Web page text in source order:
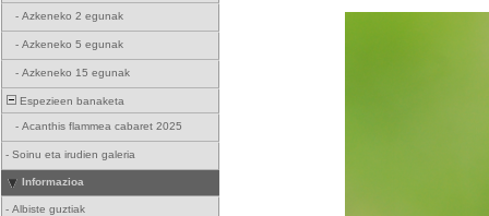
- Azkeneko 2 egunak
- Azkeneko 5 egunak
- Azkeneko 15 egunak
Espezieen banaketa
- Acanthis flammea cabaret 2025
- Soinu eta irudien galeria
Informazioa
- Albiste guztiak